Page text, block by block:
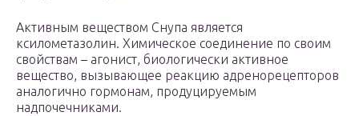
Активным веществом Снупа является
ксилометазолин. Химическое соединение по своим
свойствам – агонист, биологически активное
вещество, вызывающее реакцию адренорецепторов
аналогично гормонам, продуцируемым
надпочечниками.